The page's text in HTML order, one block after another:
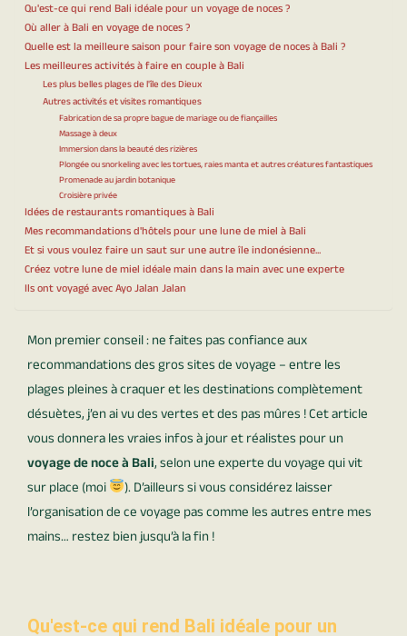
Qu'est-ce qui rend Bali idéale pour un voyage de noces ?
Où aller à Bali en voyage de noces ?
Quelle est la meilleure saison pour faire son voyage de noces à Bali ?
Les meilleures activités à faire en couple à Bali
Les plus belles plages de l'île des Dieux
Autres activités et visites romantiques
Fabrication de sa propre bague de mariage ou de fiançailles
Massage à deux
Immersion dans la beauté des rizières
Plongée ou snorkeling avec les tortues, raies manta et autres créatures fantastiques
Promenade au jardin botanique
Croisière privée
Idées de restaurants romantiques à Bali
Mes recommandations d'hôtels pour une lune de miel à Bali
Et si vous voulez faire un saut sur une autre île indonésienne...
Créez votre lune de miel idéale main dans la main avec une experte
Ils ont voyagé avec Ayo Jalan Jalan
Mon premier conseil : ne faites pas confiance aux
recommandations des gros sites de voyage – entre les
plages pleines à craquer et les destinations complètement
désuètes, j’en ai vu des vertes et des pas mûres ! Cet article
vous donnera les vraies infos à jour et réalistes pour un
voyage de noce à Bali, selon une experte du voyage qui vit
sur place (moi
). D’ailleurs si vous considérez laisser
l’organisation de ce voyage pas comme les autres entre mes
mains… restez bien jusqu’à la fin !
Qu'est-ce qui rend Bali idéale pour un